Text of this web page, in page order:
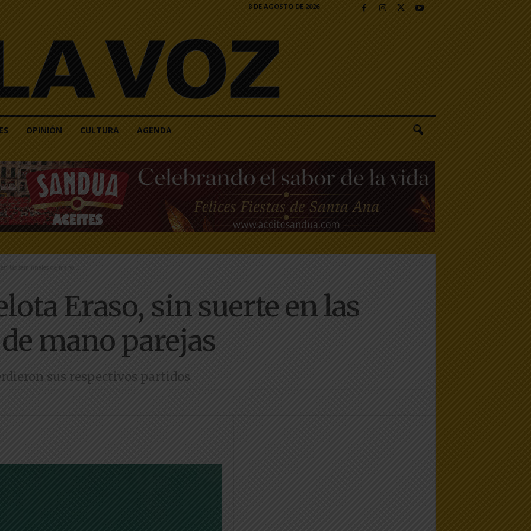
8 DE AGOSTO DE 2026
OPINIÓN CULTURA AGENDA
las semifinales de mano...
Eraso, sin suerte en las
mano parejas
sus respectivos partidos